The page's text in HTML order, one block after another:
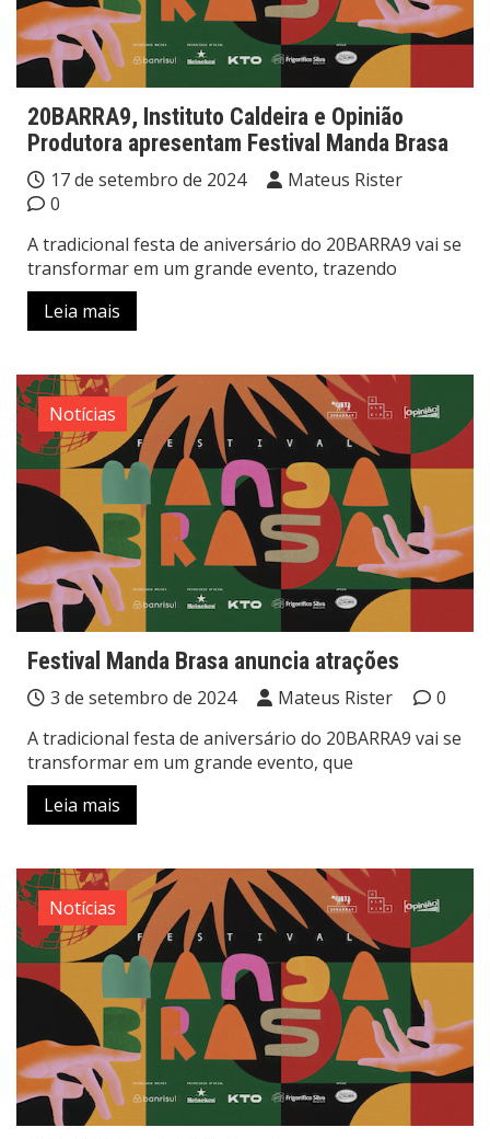
20BARRA9, Instituto Caldeira e Opinião
Produtora apresentam Festival Manda Brasa
17 de setembro de 2024
Mateus Rister
0
A tradicional festa de aniversário do 20BARRA9 vai se
transformar em um grande evento, trazendo
Leia mais
Notícias
Festival Manda Brasa anuncia atrações
3 de setembro de 2024 Mateus Rister
0
A tradicional festa de aniversário do 20BARRA9 vai se
transformar em um grande evento, que
Leia mais
Notícias